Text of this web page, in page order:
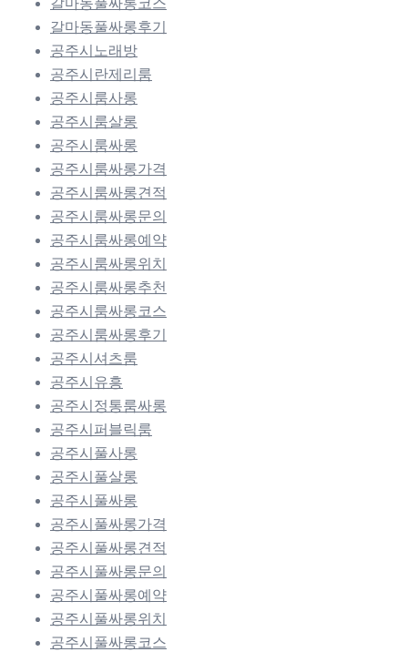
갈마동풀싸롱코스
갈마동풀싸롱후기
공주시노래방
공주시란제리룸
공주시룸사롱
공주시룸살롱
공주시룸싸롱
공주시룸싸롱가격
공주시룸싸롱견적
공주시룸싸롱문의
공주시룸싸롱예약
공주시룸싸롱위치
공주시룸싸롱추천
공주시룸싸롱코스
공주시룸싸롱후기
공주시셔츠룸
공주시유흥
공주시정통룸싸롱
공주시퍼블릭룸
공주시풀사롱
공주시풀살롱
공주시풀싸롱
공주시풀싸롱가격
공주시풀싸롱견적
공주시풀싸롱문의
공주시풀싸롱예약
공주시풀싸롱위치
공주시풀싸롱코스